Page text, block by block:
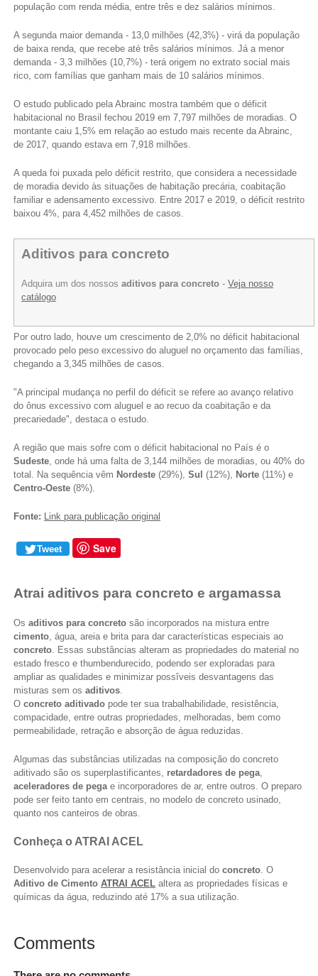
população com renda média, entre três e dez salários mínimos.
A segunda maior demanda - 13,0 milhões (42,3%) - virá da população
de baixa renda, que recebe até três salários mínimos. Já a menor
demanda - 3,3 milhões (10,7%) - terá origem no extrato social mais
rico, com famílias que ganham mais de 10 salários mínimos.
O estudo publicado pela Abrainc mostra também que o déficit
habitacional no Brasil fechou 2019 em 7,797 milhões de moradias. O
montante caiu 1,5% em relação ao estudo mais recente da Abrainc,
de 2017, quando estava em 7,918 milhões.
A queda foi puxada pelo déficit restrito, que considera a necessidade
de moradia devido às situações de habitação precária, coabitação
familiar e adensamento excessivo. Entre 2017 e 2019, o déficit restrito
baixou 4%, para 4,452 milhões de casos.
Aditivos para concreto
Adquira um dos nossos aditivos para concreto- Veja nosso
catálogo
Por outro lado, houve um crescimento de 2,0% no déficit habitacional
provocado pelo peso excessivo do aluguel no orçamento das famílias,
chegando a 3,345 milhões de casos.
"A principal mudança no perfil do déficit se refere ao avanço relativo
do ônus excessivo com aluguel e ao recuo da coabitação e da
precariedade", destaca o estudo.
A região que mais sofre com o déficit habitacional no País é o
Sudeste, onde há uma falta de 3,144 milhões de moradias, ou 40% do
total. Na sequência vêm Nordeste(29%), Sul (12%), Norte(11%) e
Centro-Oeste(8%).
Fonte: Link para publicação original
Tweet Save
Atrai aditivos para concreto e argamassa
Os aditivos para concretosão incorporados na mistura entre
cimento, água, areia e brita para dar características especiais ao
concreto. Essas substâncias alteram as propriedades do material no
estado fresco e thumbendurecido, podendo ser exploradas para
ampliar as qualidades e minimizar possîveis desvantagens das
misturas sem os aditivos.
O concreto aditivadopode ter sua trabalhabilidade, resistência,
compacidade, entre outras propriedades, melhoradas, bem como
permeabilidade, retração e absorção de água reduzidas.
Algumas das substâncias utilizadas na composição do concreto
aditivado são os superplastificantes, retardadores de pega,
aceleradores de pegae incorporadores de ar, entre outros. O preparo
pode ser feito tanto em centrais, no modelo de concreto usinado,
quanto nos canteiros de obras.
Conheça o ATRAI ACEL
Desenvolvido para acelerar a resistância inicial do concreto. O
Aditivo de Cimento ATRAI ACELaltera as propriedades físicas e
químicas da água, reduzindo até 17% a sua utilização.
Comments